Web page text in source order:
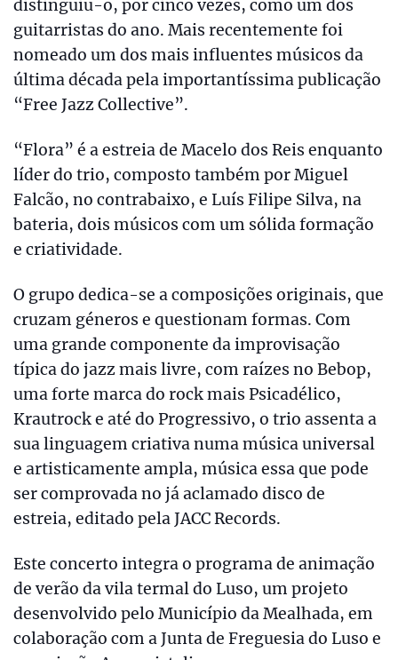
distinguiu-o, por cinco vezes, como um dos
guitarristas do ano. Mais recentemente foi
nomeado um dos mais influentes músicos da
última década pela importantíssima publicação
“Free Jazz Collective”.
“Flora” é a estreia de Macelo dos Reis enquanto
líder do trio, composto também por Miguel
Falcão, no contrabaixo, e Luís Filipe Silva, na
bateria, dois músicos com um sólida formação
e criatividade.
O grupo dedica-se a composições originais, que
cruzam géneros e questionam formas. Com
uma grande componente da improvisação
típica do jazz mais livre, com raízes no Bebop,
uma forte marca do rock mais Psicadélico,
Krautrock e até do Progressivo, o trio assenta a
sua linguagem criativa numa música universal
e artisticamente ampla, música essa que pode
ser comprovada no já aclamado disco de
estreia, editado pela JACC Records.
Este concerto integra o programa de animação
de verão da vila termal do Luso, um projeto
desenvolvido pelo Município da Mealhada, em
colaboração com a Junta de Freguesia do Luso e